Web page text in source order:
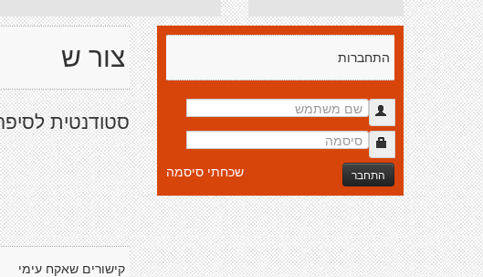
צור ש
סטודנטית
קישורים שאקח עימי
התחברות
התחבר שכחתי סיסמה